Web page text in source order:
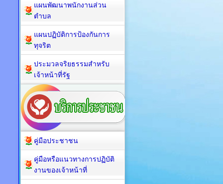
แผนพัฒนาพนักงานส่วน
ตำบล
แผนปฏิบัติการป้องกันการ
ทุจริต
ประมวลจริยธรรมสำหรับ
เจ้าหน้าที่รัฐ
คู่มือประชาชน
คู่มือหรือแนวทางการปฏิบัติ
งานของเจ้าหน้าที่